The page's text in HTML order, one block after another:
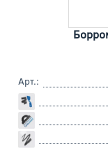
Арт.: